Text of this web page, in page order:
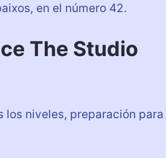
en el número 42.
The Studio
los niveles, preparación para